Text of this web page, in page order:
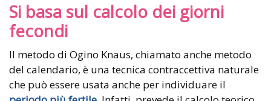
Si basa sul calcolo dei giorni
fecondi
Il metodo di Ogino Knaus, chiamato anche metodo
del calendario, è una tecnica contraccettiva naturale
che può essere usata anche per individuare il